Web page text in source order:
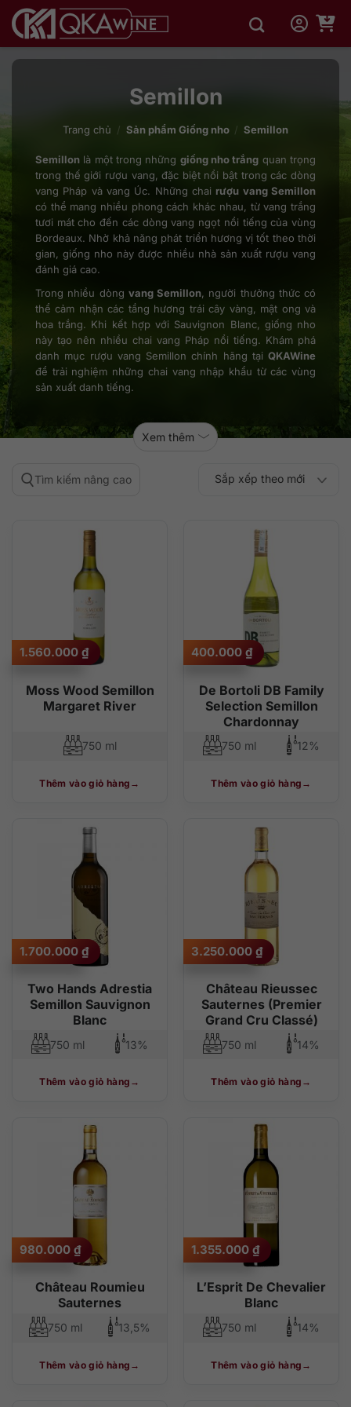
qua
dung
Semillon
Trang chủ / Sản phẩm Giống nho / Semillon
Semillon là một trong những giống nho trắng quan trọng
trong thế giới rượu vang, đặc biệt nổi bật trong các dòng
vang Pháp và vang Úc. Những chai rượu vang Semillon
có thể mang nhiều phong cách khác nhau, từ vang trắng
tươi mát cho đến các dòng vang ngọt nổi tiếng của vùng
Bordeaux. Nhờ khả năng phát triển hương vị tốt theo thời
gian, giống nho này được nhiều nhà sản xuất rượu vang
đánh giá cao.
Trong nhiều dòng vang Semillon, người thưởng thức có
thể cảm nhận các tầng hương trái cây vàng, mật ong và
hoa trắng. Khi kết hợp với Sauvignon Blanc, giống nho
này tạo nên nhiều chai vang Pháp nổi tiếng. Khám phá
danh mục rượu vang Semillon chính hãng tại QKAWine
để trải nghiệm những chai vang nhập khẩu từ các vùng
sản xuất danh tiếng.
Xem thêm
Tìm kiếm nâng cao Sắp xếp theo
độ phổ biến
Sắp xếp theo mới
thấp đến cao
cao đến thấp
Moss Wood Semillon
Margaret River
1.560.000 ₫
750 ml
Thêm vào giỏ hàng
De Bortoli DB Family
Selection Semillon
Chardonnay
400.000 ₫
750 ml 12%
Thêm vào giỏ hàng
Two Hands Adrestia
Semillon Sauvignon
Blanc
1.700.000 ₫
750 ml 13%
Thêm vào giỏ hàng
Château Rieussec
Sauternes (Premier
Grand Cru Classé)
3.250.000 ₫
750 ml 14%
Thêm vào giỏ hàng
Château Roumieu
Sauternes
980.000 ₫
750 ml 13,5%
Thêm vào giỏ hàng
L’Esprit De Chevalier
Blanc
1.355.000 ₫
750 ml 14%
Thêm vào giỏ hàng